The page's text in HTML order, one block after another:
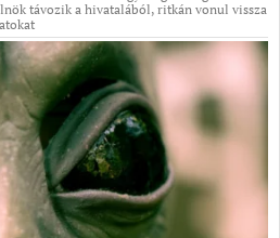
távozik a hivatalából, ritkán vonul vissza